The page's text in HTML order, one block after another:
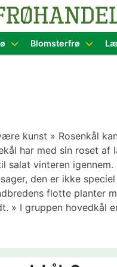
og
Blomsterfrø
kunst » Rosenkål
har med sin roset
salat vinteren
den er ikke
flotte planter
» I gruppen hovedkål